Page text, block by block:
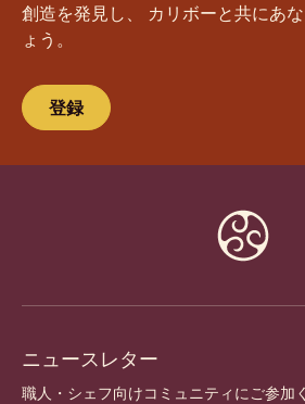
創造を発見し、 カリボーと共にあ
ょう。
登録
ニュースレター
職人・シェフ向けコミュニティにご参加